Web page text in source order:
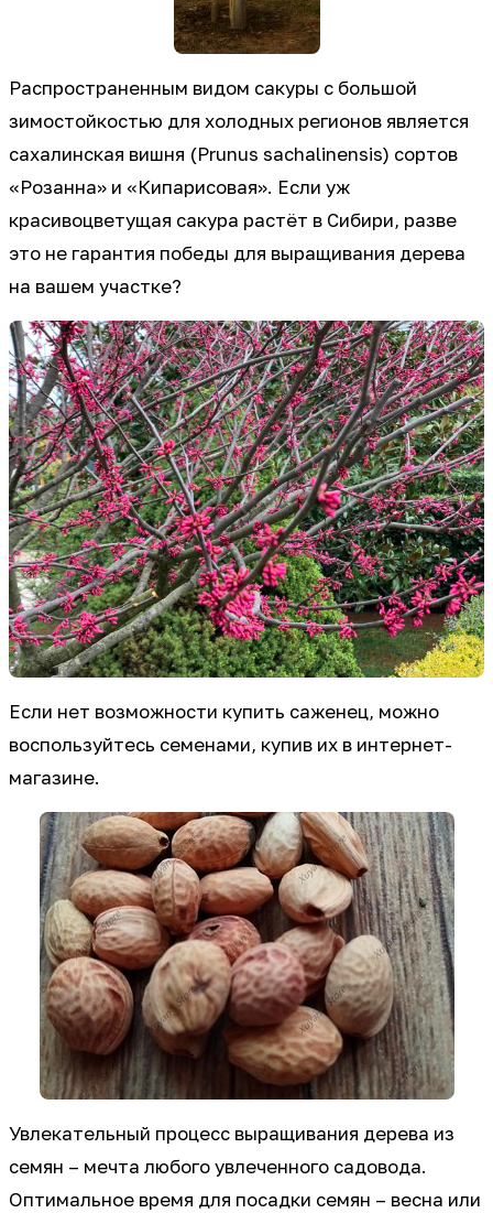
Распространенным видом сакуры с большой
зимостойкостью для холодных регионов является
сахалинская вишня (Prunus sachalinensis) сортов
«Розанна» и «Кипарисовая». Если уж
красивоцветущая сакура растёт в Сибири, разве
это не гарантия победы для выращивания дерева
на вашем участке?
Если нет возможности купить саженец, можно
воспользуйтесь семенами, купив их в интернет-
магазине.
Увлекательный процесс выращивания дерева из
семян – мечта любого увлеченного садовода.
Оптимальное время для посадки семян – весна или